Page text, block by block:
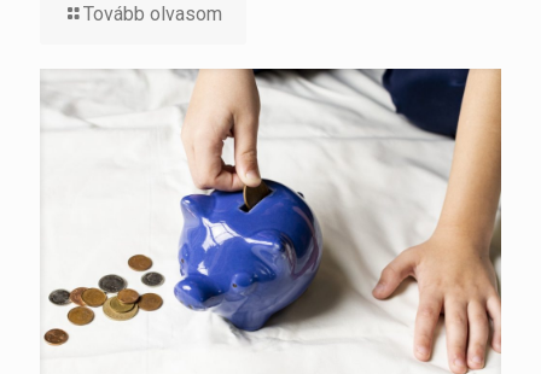
Tovább olvasom